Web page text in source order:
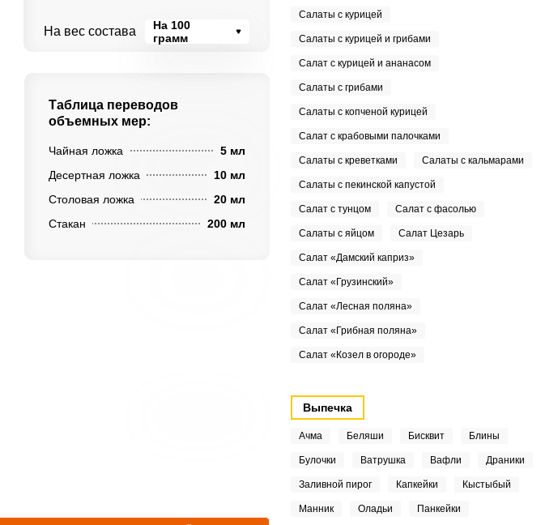
На вес состава
На 100
грамм
Таблица переводов
объемных мер:
Чайная ложка
5 мл
Десертная ложка
10 мл
Столовая ложка
20 мл
Стакан
200 мл
Салаты с курицей
Салаты с курицей и грибами
Салат с курицей и ананасом
Салаты с грибами
Салаты с копченой курицей
Салат с крабовыми палочками
Салаты с креветками Салаты с кальмарами
Салаты с пекинской капустой
Салат с тунцом Салат с фасолью
Салаты с яйцом Салат Цезарь
Салат «Дамский каприз»
Салат «Грузинский»
Салат «Лесная поляна»
Салат «Грибная поляна»
Салат «Козел в огороде»
Выпечка
Ачма Беляши Бисквит Блины
Булочки Ватрушка Вафли Драники
Заливной пирог Капкейки Кыстыбый
Манник Оладьи Панкейки